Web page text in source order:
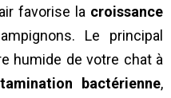
favorise la croissance
Le principal
humide de votre chat à
bactérienne,